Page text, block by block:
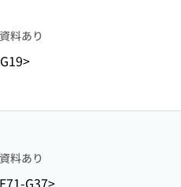
料あり
料あり
G37>